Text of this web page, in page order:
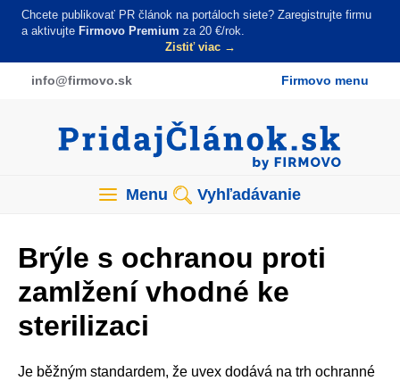
Skočiť
obsah
Chcete publikovať PR článok na portáloch siete? Zaregistrujte firmu
a aktivujte Firmovo Premium za 20 €/rok.
Zistiť viac →
info@firmovo.sk Firmovo menu
Menu Vyhľadávanie
Brýle s ochranou proti
zamlžení vhodné ke
sterilizaci
Je běžným standardem, že uvex dodává na trh ochranné